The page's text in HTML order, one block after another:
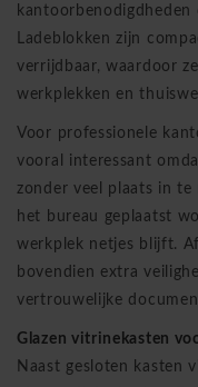
Ladeblokken zijn
verrijdbaar, waardoor
werkplekken en
Voor professionele
vooral interessant
zonder veel plaats in
het bureau geplaatst
werkplek netjes blijft.
bovendien extra
vertrouwelijke
Glazen vitrinekasten
Naast gesloten kasten